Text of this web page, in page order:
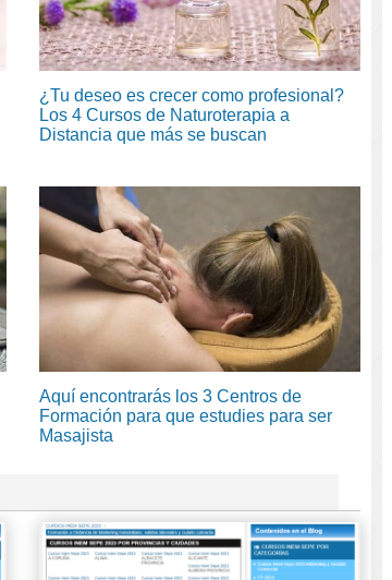
¿Tu deseo es crecer como profesional?
Los 4 Cursos de Naturoterapia a
Distancia que más se buscan
Aquí encontrarás los 3 Centros de
Formación para que estudies para ser
Masajista